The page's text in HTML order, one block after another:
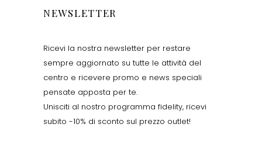
NEWSLETTER
Ricevi la nostra newsletter per restare
sempre aggiornato su tutte le attività del
centro e ricevere promo e news speciali
pensate apposta per te.
Unisciti al nostro programma fidelity, ricevi
subito -10% di sconto sul prezzo outlet!